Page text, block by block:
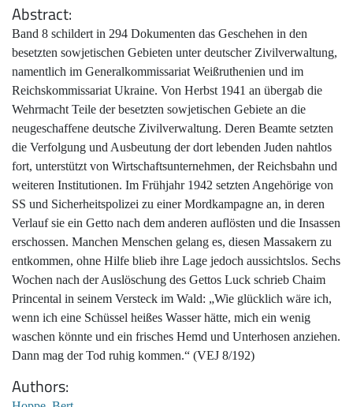
Abstract
Band 8 schildert in 294 Dokumenten das Geschehen in den
besetzten sowjetischen Gebieten unter deutscher Zivilverwaltung,
namentlich im Generalkommissariat Weißruthenien und im
Reichskommissariat Ukraine. Von Herbst 1941 an übergab die
Wehrmacht Teile der besetzten sowjetischen Gebiete an die
neugeschaffene deutsche Zivilverwaltung. Deren Beamte setzten
die Verfolgung und Ausbeutung der dort lebenden Juden nahtlos
fort, unterstützt von Wirtschaftsunternehmen, der Reichsbahn und
weiteren Institutionen. Im Frühjahr 1942 setzten Angehörige von
SS und Sicherheitspolizei zu einer Mordkampagne an, in deren
Verlauf sie ein Getto nach dem anderen auflösten und die Insassen
erschossen. Manchen Menschen gelang es, diesen Massakern zu
entkommen, ohne Hilfe blieb ihre Lage jedoch aussichtslos. Sechs
Wochen nach der Auslöschung des Gettos Luck schrieb Chaim
Princental in seinem Versteck im Wald: „Wie glücklich wäre ich,
wenn ich eine Schüssel heißes Wasser hätte, mich ein wenig
waschen könnte und ein frisches Hemd und Unterhosen anziehen.
Dann mag der Tod ruhig kommen.“ (VEJ 8/192)
Authors